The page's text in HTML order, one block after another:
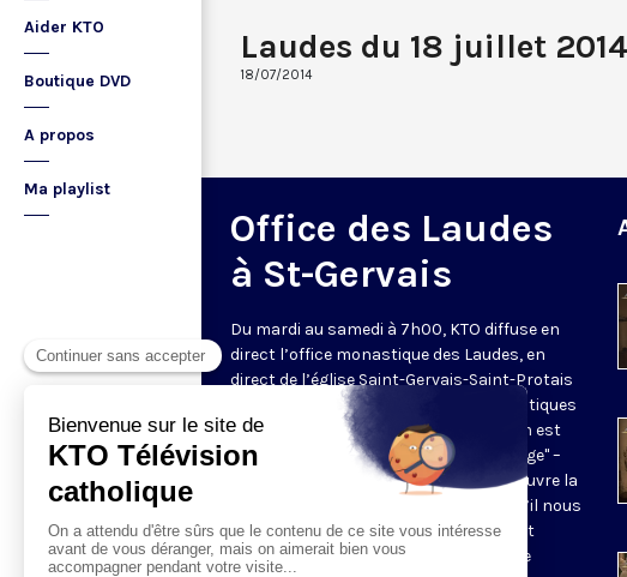
Aider KTO
Boutique DVD
A propos
Ma playlist
Laudes du 18 juillet 2014
18/07/2014
Office des Laudes
à St-Gervais
Du mardi au samedi à 7h00, KTO diffuse en
direct l’office monastique des Laudes, en
direct de l’église Saint-Gervais-Saint-Protais
(Paris IVe), avec les Fraternités Monastiques
de Jérusalem. Les Laudes – dont le nom est
dérivé du terme latin qui signifie "louange" –
sont d’abord la prière de louange qui ouvre la
journée pour remercier Dieu du don qu’il nous
fait de ce jour nouveau, et le placer tout
entier sous son regard. Mais son heure